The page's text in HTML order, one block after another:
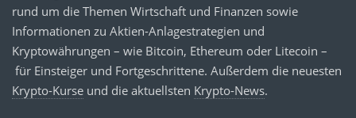
rund um die Themen Wirtschaft und Finanzen sowie
Informationen zu Aktien-Anlagestrategien und
Kryptowährungen – wie Bitcoin, Ethereum oder Litecoin –
für Einsteiger und Fortgeschrittene. Außerdem die neuesten
Krypto-Kurse und die aktuellsten Krypto-News.